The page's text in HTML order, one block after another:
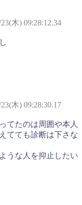
木) 09:28:12.34
木) 09:28:30.17
てたのは周囲や本人
てても診断は下さな
うな人を抑止したい